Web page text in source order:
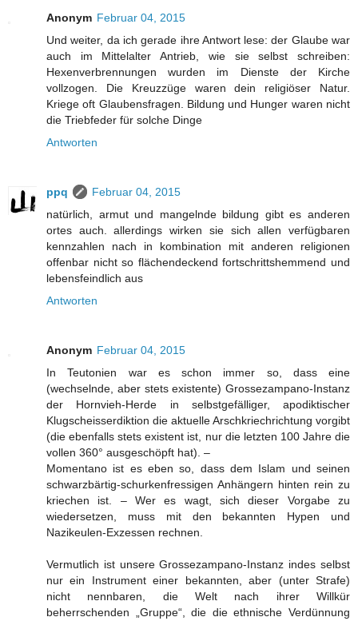
Anonym Februar 04, 2015
Und weiter, da ich gerade ihre Antwort lese: der Glaube war
auch im Mittelalter Antrieb, wie sie selbst schreiben:
Hexenverbrennungen wurden im Dienste der Kirche
vollzogen. Die Kreuzzüge waren dein religiöser Natur.
Kriege oft Glaubensfragen. Bildung und Hunger waren nicht
die Triebfeder für solche Dinge
Antworten
ppq
Februar 04, 2015
natürlich, armut und mangelnde bildung gibt es anderen
ortes auch. allerdings wirken sie sich allen verfügbaren
kennzahlen nach in kombination mit anderen religionen
offenbar nicht so flächendeckend fortschrittshemmend und
lebensfeindlich aus
Antworten
Anonym Februar 04, 2015
In Teutonien war es schon immer so, dass eine
(wechselnde, aber stets existente) Grossezampano-Instanz
der Hornvieh-Herde in selbstgefälliger, apodiktischer
Klugscheisserdiktion die aktuelle Arschkriechrichtung vorgibt
(die ebenfalls stets existent ist, nur die letzten 100 Jahre die
vollen 360° ausgeschöpft hat). –
Momentano ist es eben so, dass dem Islam und seinen
schwarzbärtig-schurkenfressigen Anhängern hinten rein zu
kriechen ist. – Wer es wagt, sich dieser Vorgabe zu
wiedersetzen, muss mit den bekannten Hypen und
Nazikeulen-Exzessen rechnen.
Vermutlich ist unsere Grossezampano-Instanz indes selbst
nur ein Instrument einer bekannten, aber (unter Strafe)
nicht nennbaren, die Welt nach ihrer Willkür
beherrschenden „Gruppe“, die die ethnische Verdünnung